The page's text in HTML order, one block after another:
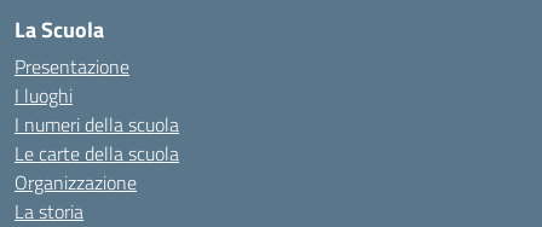
La Scuola
Presentazione
I luoghi
I numeri della scuola
Le carte della scuola
Organizzazione
La storia